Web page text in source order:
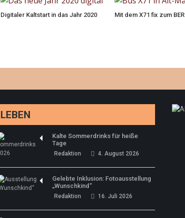
Digitaler Kaltstart in das Jahr 2020
Mit dem X71 fix zum BER
LEBEN
Kalte Sommerdrinks für heiße
Tage
Redaktion 4. August 2026
Gelebte Inklusion: Fotoausstellung
„Wunschkind“
Redaktion 16. Juli 2026